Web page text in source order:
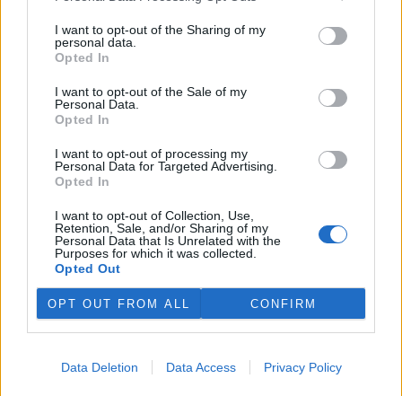
I want to opt-out of the Sharing of my
personal data.
Opted In
I want to opt-out of the Sale of my
Personal Data.
Opted In
I want to opt-out of processing my
Personal Data for Targeted Advertising.
Opted In
I want to opt-out of Collection, Use,
Retention, Sale, and/or Sharing of my
Personal Data that Is Unrelated with the
Purposes for which it was collected.
Opted Out
OPT OUT FROM ALL CONFIRM
Data Deletion Data Access Privacy Policy
využití peněz a že chce ohledně výše podpory jednat přímo s
obcemi v okolí těžební oblasti. Červeného krok překvapil, postup
společnosti sleduje se znepokojením. Společnost patří do
5.8.2026 01:12 | ŘÍM (ČTK)
Diskuse: 2
měňavými krovkami, jejichž
původní domovinou je
Japonsko, se stávají čím dál
sadech a vinicích a zanechávají za sebou listy s vykousanými
mřížkami, což oslabuje rostliny a snižuje úrodu, napsala agentura
AP.
Ministerstvo v kauze haldy Heřmanice rozhodlo, že